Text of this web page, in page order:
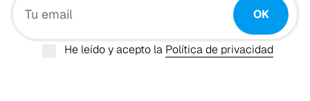
OK
He leído y acepto la Política de privacidad